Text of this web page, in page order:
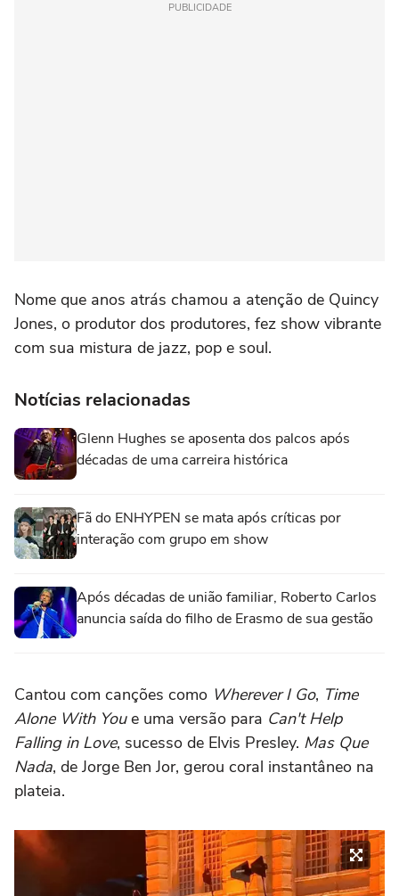
PUBLICIDADE
Nome que anos atrás chamou a atenção de Quincy
Jones, o produtor dos produtores, fez show vibrante
com sua mistura de jazz, pop e soul.
Notícias relacionadas
Glenn Hughes se aposenta dos palcos após
décadas de uma carreira histórica
Fã do ENHYPEN se mata após críticas por
interação com grupo em show
Após décadas de união familiar, Roberto Carlos
anuncia saída do filho de Erasmo de sua gestão
Cantou com canções como Wherever I Go, Time
Alone With Youe uma versão para Can't Help
Falling in Love, sucesso de Elvis Presley. Mas Que
Nada, de Jorge Ben Jor, gerou coral instantâneo na
plateia.